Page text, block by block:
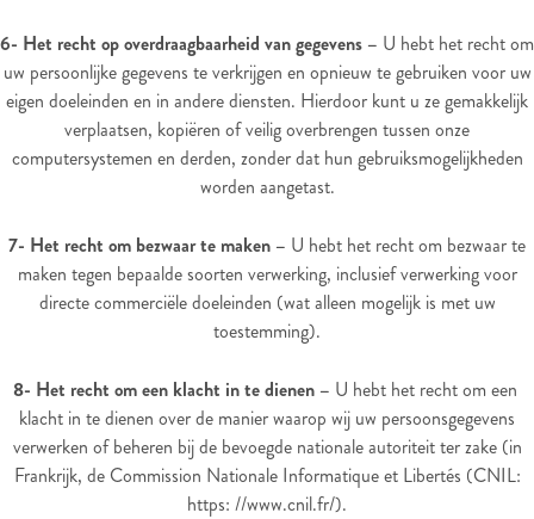
6- Het recht op overdraagbaarheid van gegevens – U hebt het recht om
uw persoonlijke gegevens te verkrijgen en opnieuw te gebruiken voor uw
eigen doeleinden en in andere diensten. Hierdoor kunt u ze gemakkelijk
verplaatsen, kopiëren of veilig overbrengen tussen onze
computersystemen en derden, zonder dat hun gebruiksmogelijkheden
worden aangetast.
7- Het recht om bezwaar te maken – U hebt het recht om bezwaar te
maken tegen bepaalde soorten verwerking, inclusief verwerking voor
directe commerciële doeleinden (wat alleen mogelijk is met uw
toestemming).
8- Het recht om een ​​klacht in te dienen – U hebt het recht om een ​​
klacht in te dienen over de manier waarop wij uw persoonsgegevens
verwerken of beheren bij de bevoegde nationale autoriteit ter zake (in
Frankrijk, de Commission Nationale Informatique et Libertés (CNIL:
https: //www.cnil.fr/).